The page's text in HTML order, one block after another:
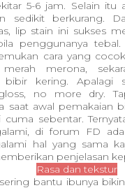
5-6 jam. Selain itu
sedikit berkurang.
lip stain ini sukses
penggunanya tebal.
cara yang
merona,
bibir kering. Apalagi
no more dry.
saat awal pemakaian
cuma sebentar.
di forum FD
hal yang sama
penjelasan
Rasa dan tekstur
bantu ibunya